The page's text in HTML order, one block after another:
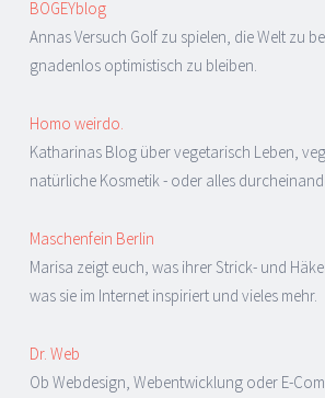
BOGEYblog
Annas Versuch Golf zu spielen, die Welt zu
gnadenlos optimistisch zu bleiben.
Homo weirdo.
Katharinas Blog über vegetarisch Leben,
natürliche Kosmetik - oder alles
Maschenfein Berlin
Marisa zeigt euch, was ihrer Strick- und
was sie im Internet inspiriert und vieles mehr.
Dr. Web
Ob Webdesign, Webentwicklung oder E-